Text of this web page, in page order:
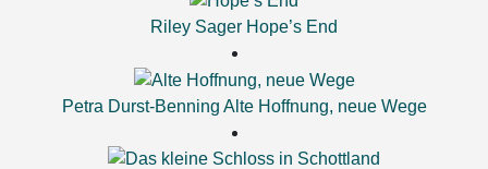
Riley Sager Hope’s End
Petra Durst-Benning Alte Hoffnung, neue Wege